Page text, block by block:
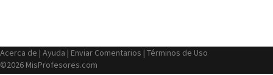
Acerca de | Ayuda | Enviar Comentarios | Términos de Uso
©2026 MisProfesores.com